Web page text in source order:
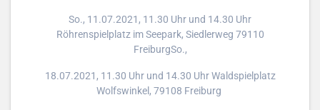
So., 11.07.2021, 11.30 Uhr und 14.30 Uhr
Röhrenspielplatz im Seepark, Siedlerweg 79110
FreiburgSo.,
18.07.2021, 11.30 Uhr und 14.30 Uhr Waldspielplatz
Wolfswinkel, 79108 Freiburg